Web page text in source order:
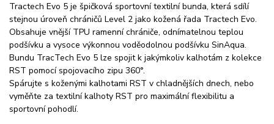
Tractech Evo 5 je špičková sportovní textilní bunda, která sdílí
stejnou úroveň chráničů Level 2 jako kožená řada Tractech Evo.
Obsahuje vnější TPU ramenní chrániče, odnímatelnou teplou
podšívku a vysoce výkonnou voděodolnou podšívku SinAqua.
Bundu TracTech Evo 5 lze spojit k jakýmkoliv kalhotám z kolekce
RST pomocí spojovacího zipu 360°.
Spárujte s koženými kalhotami RST v chladnějších dnech, nebo
vyměňte za textilní kalhoty RST pro maximální flexibilitu a
sportovní pohodlí.